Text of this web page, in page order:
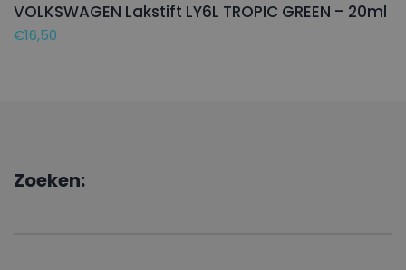
VOLKSWAGEN Lakstift LY6L TROPIC GREEN – 20ml
€16,50
Zoeken: